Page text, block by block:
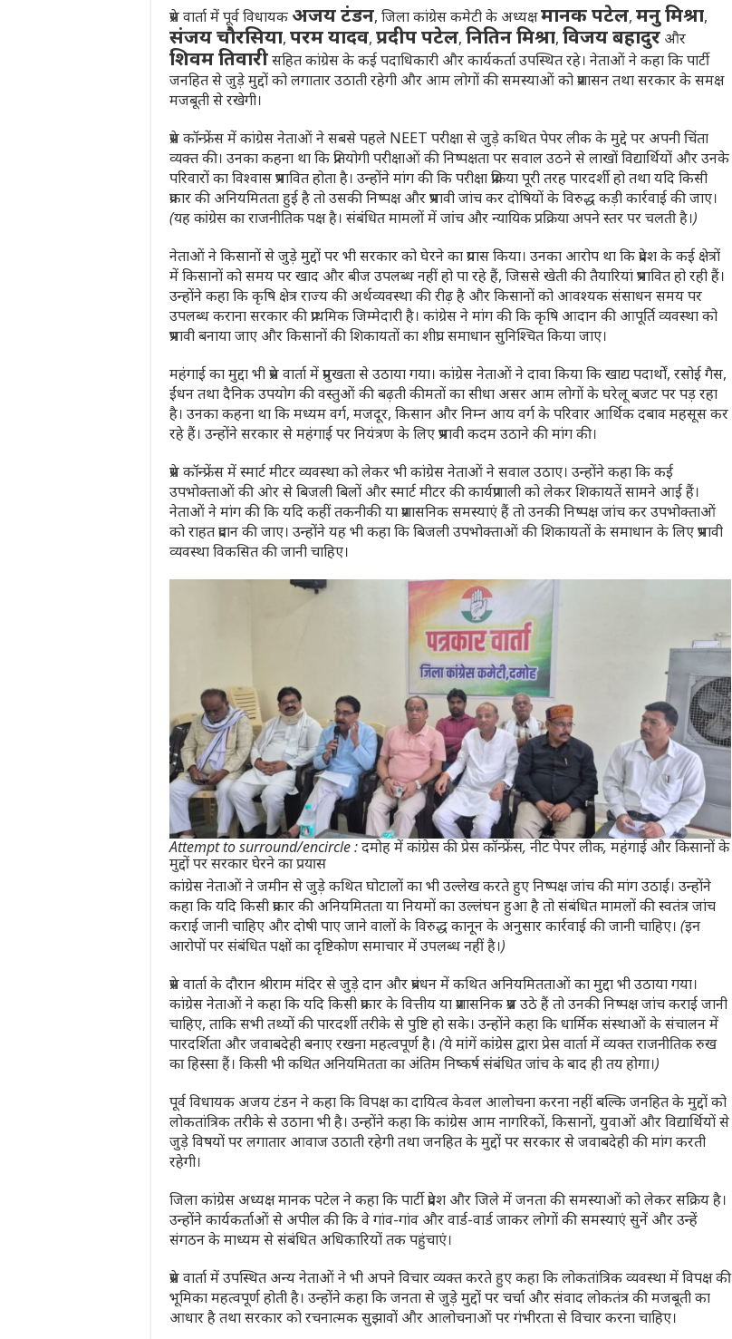
प्रेस वार्ता में पूर्व विधायक अजय टंडन, जिला कांग्रेस कमेटी के अध्यक्षमानक पटेल, मनु मिश्रा,
संजय चौरसिया, परम यादव, प्रदीप पटेल, नितिन मिश्रा, विजय बहादुर और
शिवम तिवारीसहित कांग्रेस के कई पदाधिकारी और कार्यकर्ता उपस्थित रहे। नेताओं ने कहा कि पार्टी
जनहित से जुड़े मुद्दों को लगातार उठाती रहेगी और आम लोगों की समस्याओं को प्रशासन तथा सरकार के समक्ष
मजबूती से रखेगी।
प्रेस कॉन्फ्रेंस में कांग्रेस नेताओं ने सबसे पहले NEET परीक्षा से जुड़े कथित पेपर लीक के मुद्दे पर अपनी चिंता
व्यक्त की। उनका कहना था कि प्रतियोगी परीक्षाओं की निष्पक्षता पर सवाल उठने से लाखों विद्यार्थियों और उनके
परिवारों का विश्वास प्रभावित होता है। उन्होंने मांग की कि परीक्षा प्रक्रिया पूरी तरह पारदर्शी हो तथा यदि किसी
प्रकार की अनियमितता हुई है तो उसकी निष्पक्ष और प्रभावी जांच कर दोषियों के विरुद्ध कड़ी कार्रवाई की जाए।
(यह कांग्रेस का राजनीतिक पक्ष है। संबंधित मामलों में जांच और न्यायिक प्रक्रिया अपने स्तर पर चलती है।)
नेताओं ने किसानों से जुड़े मुद्दों पर भी सरकार को घेरने का प्रयास किया। उनका आरोप था कि प्रदेश के कई क्षेत्रों
में किसानों को समय पर खाद और बीज उपलब्ध नहीं हो पा रहे हैं, जिससे खेती की तैयारियां प्रभावित हो रही हैं।
उन्होंने कहा कि कृषि क्षेत्र राज्य की अर्थव्यवस्था की रीढ़ है और किसानों को आवश्यक संसाधन समय पर
उपलब्ध कराना सरकार की प्राथमिक जिम्मेदारी है। कांग्रेस ने मांग की कि कृषि आदान की आपूर्ति व्यवस्था को
प्रभावी बनाया जाए और किसानों की शिकायतों का शीघ्र समाधान सुनिश्चित किया जाए।
महंगाई का मुद्दा भी प्रेस वार्ता में प्रमुखता से उठाया गया। कांग्रेस नेताओं ने दावा किया कि खाद्य पदार्थों, रसोई गैस,
ईंधन तथा दैनिक उपयोग की वस्तुओं की बढ़ती कीमतों का सीधा असर आम लोगों के घरेलू बजट पर पड़ रहा
है। उनका कहना था कि मध्यम वर्ग, मजदूर, किसान और निम्न आय वर्ग के परिवार आर्थिक दबाव महसूस कर
रहे हैं। उन्होंने सरकार से महंगाई पर नियंत्रण के लिए प्रभावी कदम उठाने की मांग की।
प्रेस कॉन्फ्रेंस में स्मार्ट मीटर व्यवस्था को लेकर भी कांग्रेस नेताओं ने सवाल उठाए। उन्होंने कहा कि कई
उपभोक्ताओं की ओर से बिजली बिलों और स्मार्ट मीटर की कार्यप्रणाली को लेकर शिकायतें सामने आई हैं।
नेताओं ने मांग की कि यदि कहीं तकनीकी या प्रशासनिक समस्याएं हैं तो उनकी निष्पक्ष जांच कर उपभोक्ताओं
को राहत प्रदान की जाए। उन्होंने यह भी कहा कि बिजली उपभोक्ताओं की शिकायतों के समाधान के लिए प्रभावी
व्यवस्था विकसित की जानी चाहिए।
Attempt to surround/encircle : दमोह में कांग्रेस की प्रेस कॉन्फ्रेंस, नीट पेपर लीक, महंगाई और किसानों के
मुद्दों पर सरकार घेरने का प्रयास
कांग्रेस नेताओं ने जमीन से जुड़े कथित घोटालों का भी उल्लेख करते हुए निष्पक्ष जांच की मांग उठाई। उन्होंने
कहा कि यदि किसी प्रकार की अनियमितता या नियमों का उल्लंघन हुआ है तो संबंधित मामलों की स्वतंत्र जांच
कराई जानी चाहिए और दोषी पाए जाने वालों के विरुद्ध कानून के अनुसार कार्रवाई की जानी चाहिए। (इन
आरोपों पर संबंधित पक्षों का दृष्टिकोण समाचार में उपलब्ध नहीं है।)
प्रेस वार्ता के दौरान श्रीराम मंदिर से जुड़े दान और प्रबंधन में कथित अनियमितताओं का मुद्दा भी उठाया गया।
कांग्रेस नेताओं ने कहा कि यदि किसी प्रकार के वित्तीय या प्रशासनिक प्रश्न उठे हैं तो उनकी निष्पक्ष जांच कराई जानी
चाहिए, ताकि सभी तथ्यों की पारदर्शी तरीके से पुष्टि हो सके। उन्होंने कहा कि धार्मिक संस्थाओं के संचालन में
पारदर्शिता और जवाबदेही बनाए रखना महत्वपूर्ण है। (ये मांगें कांग्रेस द्वारा प्रेस वार्ता में व्यक्त राजनीतिक रुख
का हिस्सा हैं। किसी भी कथित अनियमितता का अंतिम निष्कर्ष संबंधित जांच के बाद ही तय होगा।)
पूर्व विधायक अजय टंडन ने कहा कि विपक्ष का दायित्व केवल आलोचना करना नहीं बल्कि जनहित के मुद्दों को
लोकतांत्रिक तरीके से उठाना भी है। उन्होंने कहा कि कांग्रेस आम नागरिकों, किसानों, युवाओं और विद्यार्थियों से
जुड़े विषयों पर लगातार आवाज उठाती रहेगी तथा जनहित के मुद्दों पर सरकार से जवाबदेही की मांग करती
रहेगी।
जिला कांग्रेस अध्यक्ष मानक पटेल ने कहा कि पार्टी प्रदेश और जिले में जनता की समस्याओं को लेकर सक्रिय है।
उन्होंने कार्यकर्ताओं से अपील की कि वे गांव-गांव और वार्ड-वार्ड जाकर लोगों की समस्याएं सुनें और उन्हें
संगठन के माध्यम से संबंधित अधिकारियों तक पहुंचाएं।
प्रेस वार्ता में उपस्थित अन्य नेताओं ने भी अपने विचार व्यक्त करते हुए कहा कि लोकतांत्रिक व्यवस्था में विपक्ष की
भूमिका महत्वपूर्ण होती है। उन्होंने कहा कि जनता से जुड़े मुद्दों पर चर्चा और संवाद लोकतंत्र की मजबूती का
आधार है तथा सरकार को रचनात्मक सुझावों और आलोचनाओं पर गंभीरता से विचार करना चाहिए।